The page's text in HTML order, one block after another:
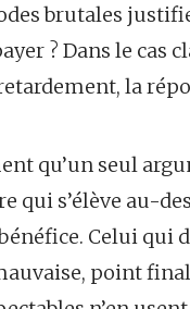
brutales
? Dans le cas
la
qu’un seul
qui s’élève au-
Celui qui
point